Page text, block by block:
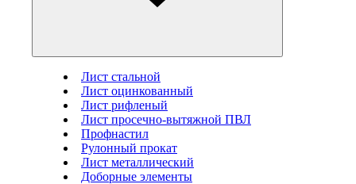
Лист стальной
Лист оцинкованный
Лист рифленый
Лист просечно-вытяжной ПВЛ
Профнастил
Рулонный прокат
Лист металлический
Доборные элементы